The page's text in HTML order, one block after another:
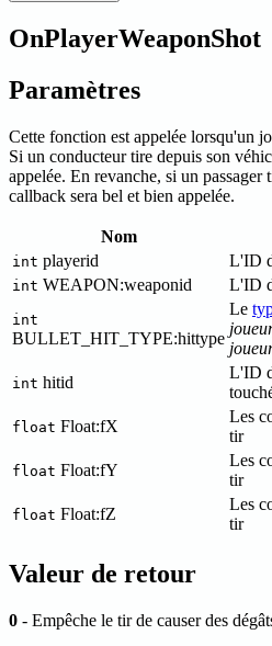
OnPlayerWeaponShot
Paramètres
Cette fonction est appelée lorsqu'un
Si un conducteur tire depuis son
appelée. En revanche, si un passager
callback sera bel et bien appelée.
Nom
int playerid L'ID
int WEAPON:weaponid L'ID
int
BULLET_HIT_TYPE:hittype
Le
int hitid
L'ID
float Float:fX
Les
tir
float Float:fY
Les
tir
float Float:fZ
Les
tir
Valeur de retour
0 - Empêche le tir de causer des